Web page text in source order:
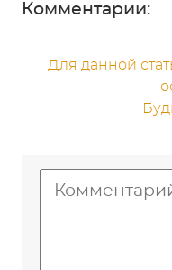
Комментарии:
Для данной